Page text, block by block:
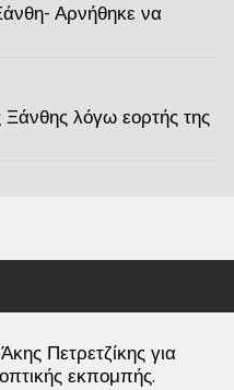
Αρνήθηκε να
Ξάνθης λόγω εορτής της
Πετρετζίκης για
εκπομπής.